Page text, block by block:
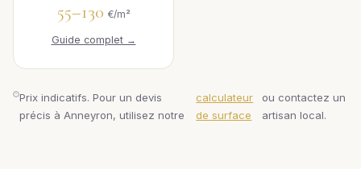
55–130 €/m²
Guide complet →
Prix indicatifs. Pour un devis
précis à Anneyron, utilisez notre
calculateur
de surface
ou contactez un
artisan local.